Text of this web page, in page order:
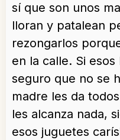
sí que son unos
lloran y patalean
rezongarlos
en la calle. Si
seguro que no se
madre les da
les alcanza nada,
esos juguetes